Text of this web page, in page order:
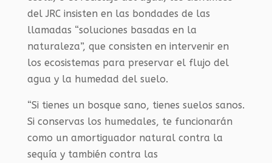
del JRCinsisten en las bondades de las
llamadas “soluciones basadas en la
naturaleza”, que consisten en intervenir en
los ecosistemas para preservar el flujo del
agua y la humedad del suelo.
“Si tienes un bosque sano, tienes suelos sanos.
Si conservas los humedales, te funcionarán
como un amortiguador natural contra la
sequía y también contra las